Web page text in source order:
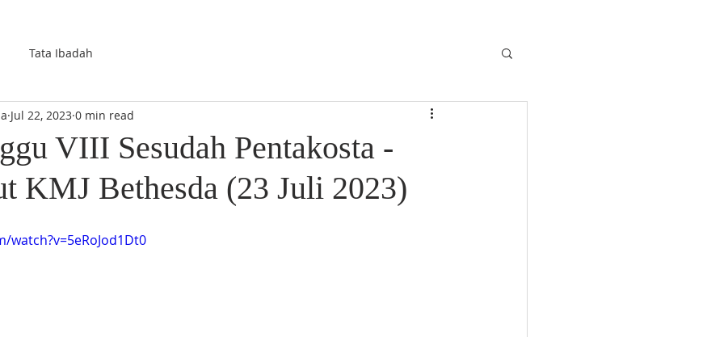
Tata Ibadah
VIII Sesudah Pentakosta -
KMJ Bethesda (23 Juli 2023)
Jul 22, 2023 0 min read